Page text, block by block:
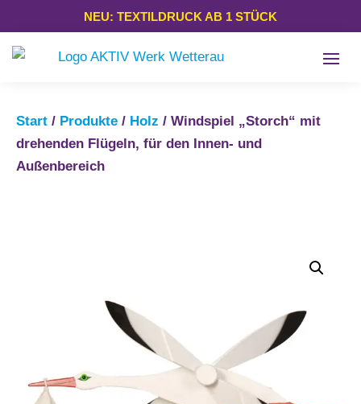
NEU: TEXTILDRUCK AB 1 STÜCK
Start / Produkte / Holz / Windspiel „Storch“ mit
drehenden Flügeln, für den Innen- und
Außenbereich